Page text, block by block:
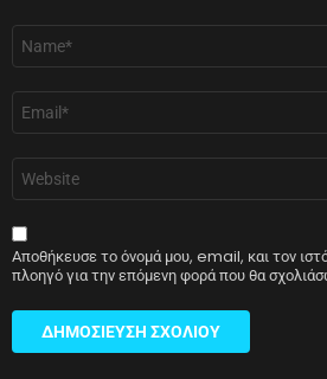
Όνομα
Email
Ιστότοπος
Αποθήκευσε το όνομά μου, email, και τον
πλοηγό για την επόμενη φορά που θα